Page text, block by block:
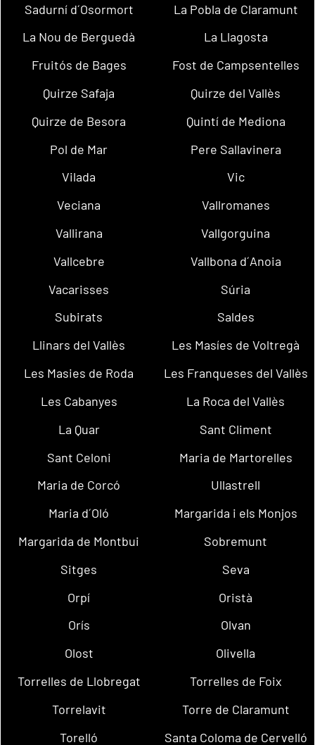
Sadurní d´Osormort
La Pobla de Claramunt
La Nou de Berguedà
La Llagosta
Fruitós de Bages
Fost de Campsentelles
Quirze Safaja
Quirze del Vallès
Quirze de Besora
Quintí de Mediona
Pol de Mar
Pere Sallavinera
Vilada
Vic
Veciana
Vallromanes
Vallirana
Vallgorguina
Vallcebre
Vallbona d´Anoia
Vacarisses
Súria
Subirats
Saldes
Llinars del Vallès
Les Masíes de Voltregà
Les Masies de Roda
Les Franqueses del Vallès
Les Cabanyes
La Roca del Vallès
La Quar
Sant Climent
Sant Celoni
Maria de Martorelles
Maria de Corcó
Ullastrell
Maria d´Oló
Margarida i els Monjos
Margarida de Montbui
Sobremunt
Sitges
Seva
Orpí
Oristà
Orís
Olvan
Olost
Olivella
Torrelles de Llobregat
Torrelles de Foix
Torrelavit
Torre de Claramunt
Torelló
Santa Coloma de Cervelló